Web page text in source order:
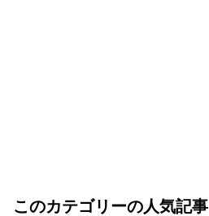
このカテゴリーの人気記事